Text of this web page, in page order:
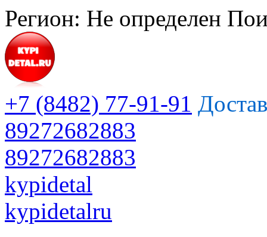
Регион: Не определен
+7 (8482) 77-91-91
89272682883
89272682883
kypidetal
kypidetalru